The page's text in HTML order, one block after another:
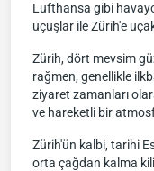
Lufthansa gibi
uçuşlar ile Zürih'e
Zürih, dört mevsim
rağmen, genellikle
ziyaret zamanları
ve hareketli bir
Zürih'ün kalbi, tarihi
orta çağdan kalma